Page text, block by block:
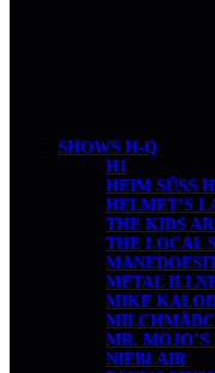
SHOWS H-Q
H1
HEIM SÜSS
HELMET’S
THE KIDS
THE LOCAL
METAL
MIKE
MR.
NIEBLAIR